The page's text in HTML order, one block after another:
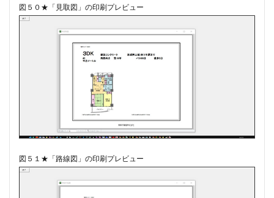
図５０★「見取図」の印刷プレビュー
図５１★「路線図」の印刷プレビュー